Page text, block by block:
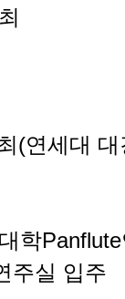
(연세대 대
학
주실 입주